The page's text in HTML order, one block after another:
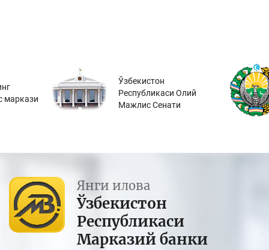
маркази
Ўзбекистон
Республикаси Олий
Мажлис Сенати
Янги илова
Ўзбекистон
Республикаси
Марказий банки